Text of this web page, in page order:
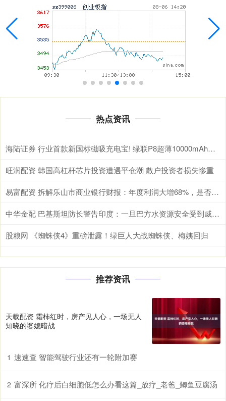
热点资讯
海陆证券 行业首款新国标磁吸充电宝! 绿联P8超薄10000mAh磁吸移动电源开启预约
旺润配资 韩国高杠杆芯片投资遭遇平仓潮 散户投资者损失惨重
易富配资 拆解乐山市商业银行财报：年度利润大增68%，是否可持续？
中华金配 巴基斯坦防长警告印度：一旦巴方水资源安全受到威胁，肯定与印度开战
股粮网 《蜘蛛侠4》重磅泄露！绿巨人大战蜘蛛侠、梅姨回归
推荐资讯
天载配资 霜柿红时，房产见人心，一场无人
知晓的婆媳暗战
1 速速查 智能驾驶行业还有一轮附加赛
2 富深所 化疗后白细胞低怎么办看这篇_放疗_老爸_鲫鱼豆腐汤